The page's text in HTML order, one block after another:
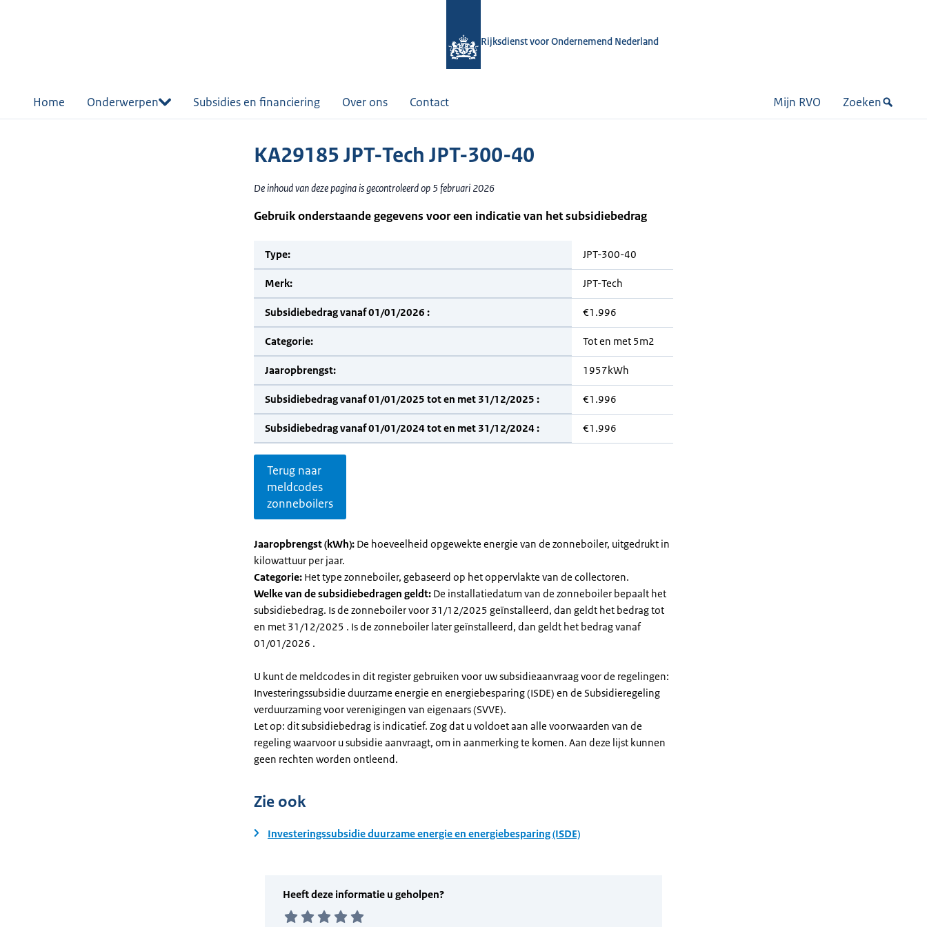
Rijksdienst voor Ondernemend Nederland
Home Onderwerpen Subsidies en financiering Over ons Contact Mijn RVO Zoeken
KA29185 JPT-Tech JPT-300-40
De inhoud van deze pagina is gecontroleerd op 5 februari 2026
Gebruik onderstaande gegevens voor een indicatie van het subsidiebedrag
Type: JPT-300-40
Merk: JPT-Tech
Subsidiebedrag vanaf 01/01/2026 : €1.996
Categorie: Tot en met 5m2
Jaaropbrengst: 1957kWh
Subsidiebedrag vanaf 01/01/2025 tot en met 31/12/2025 : €1.996
Subsidiebedrag vanaf 01/01/2024 tot en met 31/12/2024 : €1.996
Terug naar
meldcodes
zonneboilers
Jaaropbrengst (kWh): De hoeveelheid opgewekte energie van de zonneboiler, uitgedrukt in
kilowattuur per jaar.
Categorie: Het type zonneboiler, gebaseerd op het oppervlakte van de collectoren.
Welke van de subsidiebedragen geldt: De installatiedatum van de zonneboiler bepaalt het
subsidiebedrag. Is de zonneboiler voor 31/12/2025 geïnstalleerd, dan geldt het bedrag tot
en met 31/12/2025 . Is de zonneboiler later geïnstalleerd, dan geldt het bedrag vanaf
01/01/2026 .
U kunt de meldcodes in dit register gebruiken voor uw subsidieaanvraag voor de regelingen:
Investeringssubsidie duurzame energie en energiebesparing (ISDE) en de Subsidieregeling
verduurzaming voor verenigingen van eigenaars (SVVE).
Let op: dit subsidiebedrag is indicatief. Zog dat u voldoet aan alle voorwaarden van de
regeling waarvoor u subsidie aanvraagt, om in aanmerking te komen. Aan deze lijst kunnen
geen rechten worden ontleend.
Zie ook
Investeringssubsidie duurzame energie en energiebesparing (ISDE)